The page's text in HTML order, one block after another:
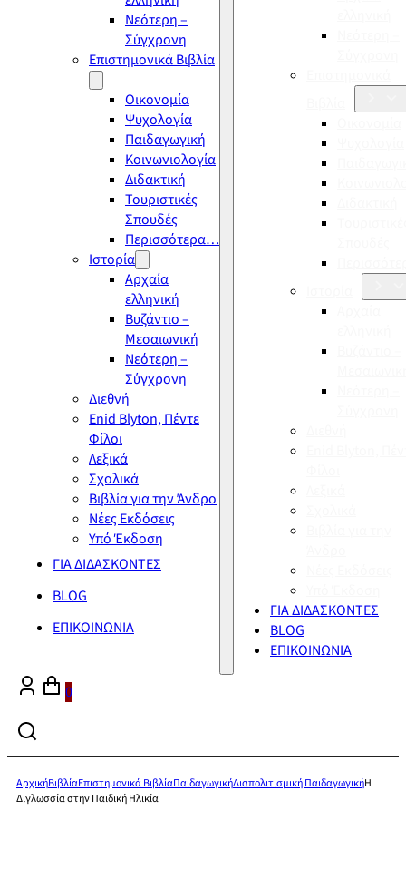
Νεότερη –
Σύγχρονη
Επιστημονικά Βιβλία
Οικονομία
Ψυχολογία
Παιδαγωγική
Κοινωνιολογία
Διδακτική
Τουριστικές
Σπουδές
Περισσότερα…
Ιστορία
Αρχαία
ελληνική
Βυζάντιο –
Μεσαιωνική
Νεότερη –
Σύγχρονη
Διεθνή
Enid Blyton, Πέντε
Φίλοι
Λεξικά
Σχολικά
Βιβλία για την Άνδρο
Νέες Εκδόσεις
Υπό Έκδοση
ΓΙΑ ΔΙΔΑΣΚΟΝΤΕΣ
BLOG
ΕΠΙΚΟΙΝΩΝΙΑ
ΓΙΑ ΔΙΔΑΣΚΟΝΤΕΣ
BLOG
ΕΠΙΚΟΙΝΩΝΙΑ
0
ΑρχικήΒιβλίαΕπιστημονικά ΒιβλίαΠαιδαγωγικήΔιαπολιτισμική ΠαιδαγωγικήΗ
Διγλωσσία στην Παιδική Ηλικία